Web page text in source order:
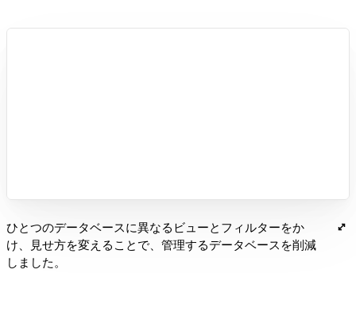
ひとつのデータベースに異なるビューとフィルターをか
け、見せ方を変えることで、管理するデータベースを削減
しました。